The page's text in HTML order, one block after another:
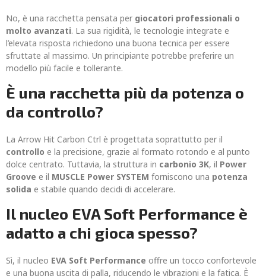
No, è una racchetta pensata per giocatori professionali o
molto avanzati. La sua rigidità, le tecnologie integrate e
l’elevata risposta richiedono una buona tecnica per essere
sfruttate al massimo. Un principiante potrebbe preferire un
modello più facile e tollerante.
È una racchetta più da potenza o
da controllo?
La Arrow Hit Carbon Ctrl è progettata soprattutto per il
controllo e la precisione, grazie al formato rotondo e al punto
dolce centrato. Tuttavia, la struttura in carbonio 3K, il Power
Groove e il MUSCLE Power SYSTEM forniscono una potenza
solida e stabile quando decidi di accelerare.
Il nucleo EVA Soft Performance è
adatto a chi gioca spesso?
Sì, il nucleo EVA Soft Performance offre un tocco confortevole
e una buona uscita di palla, riducendo le vibrazioni e la fatica. È